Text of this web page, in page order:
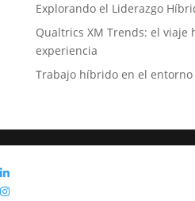
Explorando el Liderazgo
Qualtrics XM Trends: el viaje
experiencia
Trabajo híbrido en el entorno